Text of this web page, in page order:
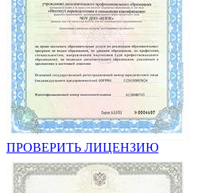
ПРОВЕРИТЬ ЛИЦЕНЗИЮ